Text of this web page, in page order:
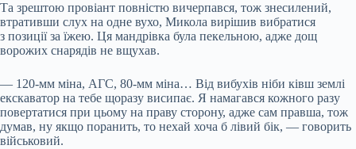
Та зрештою провіант повністю вичерпався, тож знесилений,
втративши слух на одне вухо, Микола вирішив вибратися
з позиції за їжею. Ця мандрівка була пекельною, адже дощ
ворожих снарядів не вщухав.
— 120-мм міна, АГС, 80-мм міна… Від вибухів ніби ківш землі
екскаватор на тебе щоразу висипає. Я намагався кожного разу
повертатися при цьому на праву сторону, адже сам правша, тож
думав, ну якщо поранить, то нехай хоча б лівий бік, — говорить
військовий.